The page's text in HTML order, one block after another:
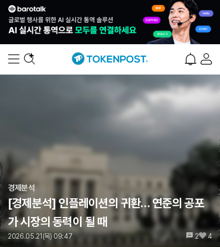
경제분석
[경제분석] 인플레이션의 귀환… 연준의 공포
가 시장의 동력이 될 때
2026.05.21(목) 09:47 2 4